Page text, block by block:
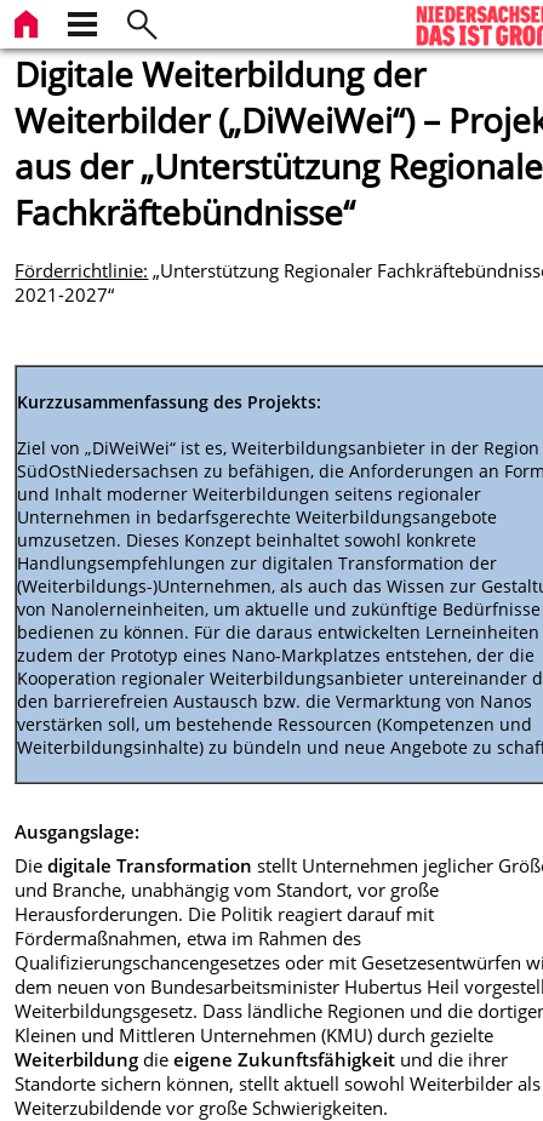
Digitale Weiterbildung der
Weiterbilder („DiWeiWei“) –
aus der „Unterstützung
Fachkräftebündnisse“
Förderrichtlinie: „Unterstützung Regionaler
2021-2027“
Kurzzusammenfassung des Projekts:
Ziel von „DiWeiWei“ ist es, Weiterbildungsanbieter in der Region
SüdOstNiedersachsen zu befähigen, die Anforderungen an
und Inhalt moderner Weiterbildungen seitens regionaler
Unternehmen in bedarfsgerechte Weiterbildungsangebote
umzusetzen. Dieses Konzept beinhaltet sowohl konkrete
Handlungsempfehlungen zur digitalen Transformation der
(Weiterbildungs-)Unternehmen, als auch das Wissen zur
von Nanolerneinheiten, um aktuelle und zukünftige Bedürfnisse
bedienen zu können. Für die daraus entwickelten
zudem der Prototyp eines Nano-Markplatzes entstehen, der die
Kooperation regionaler Weiterbildungsanbieter untereinander
den barrierefreien Austausch bzw. die Vermarktung von Nanos
verstärken soll, um bestehende Ressourcen (Kompetenzen und
Weiterbildungsinhalte) zu bündeln und neue Angebote zu
Ausgangslage:
Diedigitale Transformation stellt Unternehmen jeglicher
und Branche, unabhängig vom Standort, vor große
Herausforderungen. Die Politik reagiert darauf mit
Fördermaßnahmen, etwa im Rahmen des
Qualifizierungschancengesetzes oder mit Gesetzesentwürfen
dem neuen von Bundesarbeitsminister Hubertus Heil
Weiterbildungsgesetz. Dass ländliche Regionen und die
Kleinen und Mittleren Unternehmen (KMU) durch gezielte
Weiterbildung dieeigene Zukunftsfähigkeit und die ihrer
Standorte sichern können, stellt aktuell sowohl Weiterbilder
Weiterzubildende vor große Schwierigkeiten.